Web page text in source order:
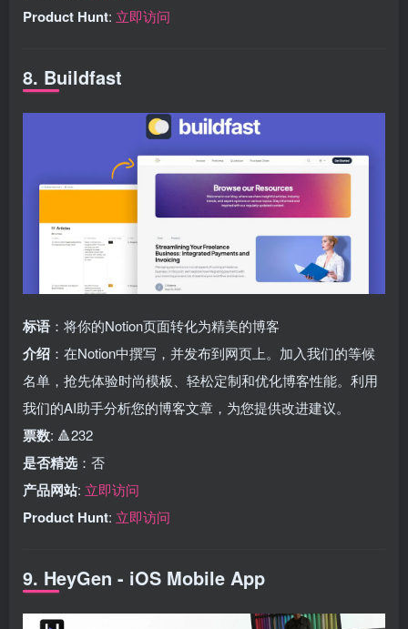
Product Hunt: 立即访问
8. Buildfast
标语 ：将你的Notion页面转化为精美的博客
介绍 ：在Notion中撰写，并发布到网页上。加入我们的等候
名单，抢先体验时尚模板、轻松定制和优化博客性能。利用
我们的AI助手分析您的博客文章，为您提供改进建议。
票数: 🔺232
是否精选 ：否
产品网站: 立即访问
Product Hunt: 立即访问
9. HeyGen - iOS Mobile App